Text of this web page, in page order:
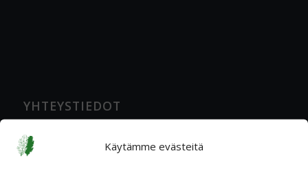
Käytämme evästeitä
YHTEYSTIEDOT
Katuosoite
Ratavartijankatu 2 A, 00520 Helsinki